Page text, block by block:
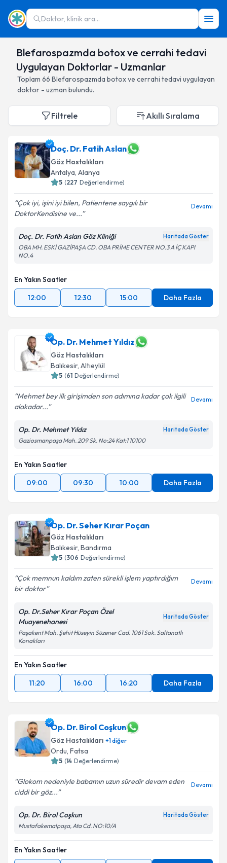
Doktor, klinik ara...
Blefarospazmda botox ve cerrahi tedavi
Uygulayan Doktorlar - Uzmanlar
Toplam 66 Blefarospazmda botox ve cerrahi tedavi uygulayan
doktor - uzman bulundu.
Filtrele Akıllı Sıralama
Doç. Dr. Fatih Aslan
Göz Hastalıkları
Antalya, Alanya
5 (227 Değerlendirme)
Çok iyi, işini iyi bilen, Patientene saygılı bir
DoktorKendisine ve...
Devamı
Doç. Dr. Fatih Aslan Göz Kliniği Haritada Göster
OBA MH. ESKİ GAZİPAŞA CD. OBA PRİME CENTER NO.3 A İÇ KAPI
NO.4
En Yakın Saatler
12:00
12:30 15:00 Daha Fazla
Op. Dr. Mehmet Yıldız
Göz Hastalıkları
Balıkesir, Altıeylül
5 (61 Değerlendirme)
Mehmet bey ilk girişimden son adımına kadar çok ilgili
alakadar...
Devamı
Op. Dr. Mehmet Yıldız Haritada Göster
Gaziosmanpaşa Mah. 209 Sk. No:24 Kat:1 10100
En Yakın Saatler
09:00
09:30 10:00 Daha Fazla
Op. Dr. Seher Kırar Poçan
Göz Hastalıkları
Balıkesir, Bandırma
5 (306 Değerlendirme)
Çok memnun kaldım zaten sürekli işlem yaptırdığım
bir doktor
Devamı
Op. Dr.Seher Kırar Poçan Özel
Muayenehanesi
Haritada Göster
Paşakent Mah. Şehit Hüseyin Süzener Cad. 1061 Sok. Saltanatlı
Konakları
En Yakın Saatler
11:20
16:00 16:20 Daha Fazla
Op. Dr. Birol Coşkun
Göz Hastalıkları +1diğer
Ordu, Fatsa
5 (14 Değerlendirme)
Glokom nedeniyle babamın uzun süredir devam eden
ciddi bir göz...
Devamı
Op. Dr. Birol Coşkun Haritada Göster
Mustafakemalpaşa, Ata Cd. NO:10/A
En Yakın Saatler